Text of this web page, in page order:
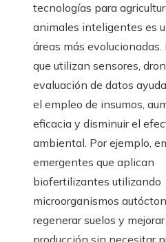
tecnologías para
animales inteligentes es
áreas más evolucionadas.
que utilizan sensores,
evaluación de datos
el empleo de insumos,
eficacia y disminuir el
ambiental. Por ejemplo,
emergentes que aplican
biofertilizantes utilizando
microorganismos
regenerar suelos y